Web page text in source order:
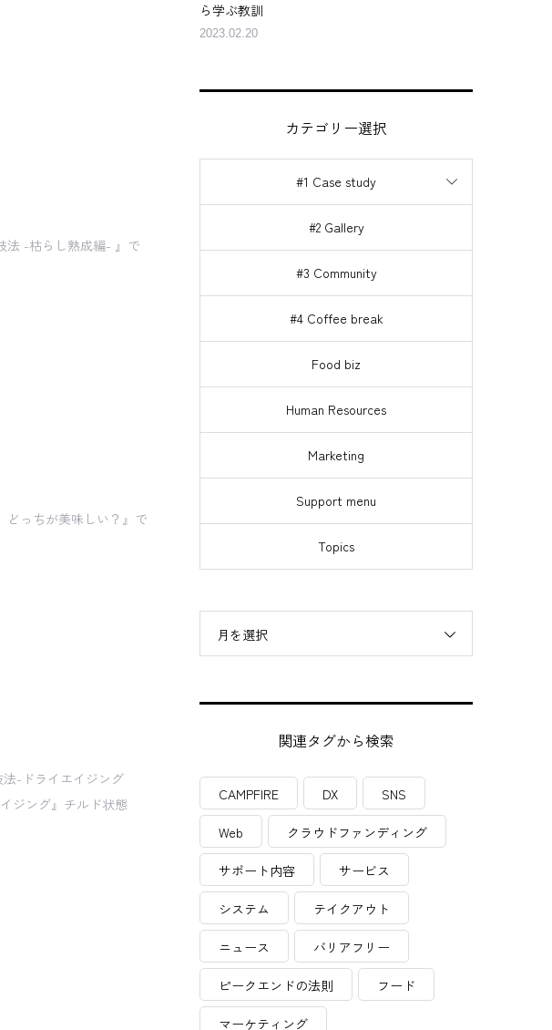
法 -枯らし熟成編- 』で
どっちが美味しい？』で
-ドライエイジング
ジング』チルド状態
ら学ぶ教訓
2023.02.20
カテゴリー選択
#1 Case study
#2 Gallery
#3 Community
#4 Coffee break
Food biz
Human Resources
Marketing
Support menu
Topics
月を選択
関連タグから検索
CAMPFIRE DX SNS
Web クラウドファンディング
サポート内容 サービス
システム テイクアウト
ニュース バリアフリー
ピークエンドの法則 フード
マーケティング